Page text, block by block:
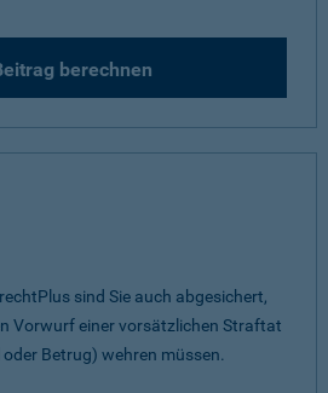
berechnen
sind Sie auch abgesichert,
Vorwurf einer vorsätzlichen Straftat
Betrug) wehren müssen.